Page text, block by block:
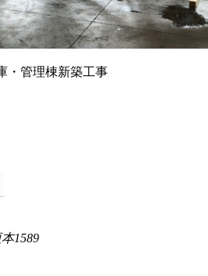
・管理棟新築工事
1589